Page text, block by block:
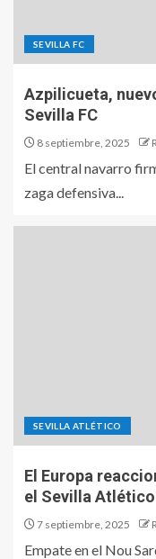
SEVILLA FC
Azpilicueta,
Sevilla FC
8 septiembre, 2025
El central navarro
zaga defensiva...
SEVILLA ATLÉTICO
El Europa
el Sevilla
7 septiembre, 2025
Empate en el Nou